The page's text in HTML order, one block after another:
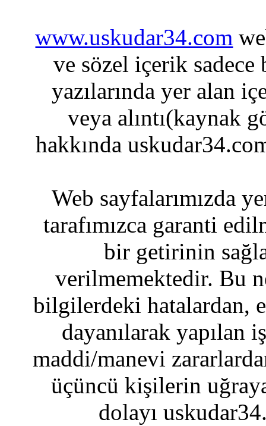
www.uskudar34.com
ve sözel içerik sadece
yazılarında yer alan
veya alıntı(kaynak
hakkında
Web sayfalarımızda
tarafımızca garanti
bir getirinin
verilmemektedir. Bu
bilgilerdeki hatalardan,
dayanılarak yapılan
maddi/manevi
üçüncü kişilerin
dolayı